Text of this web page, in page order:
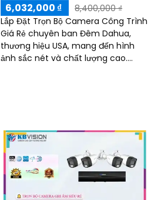
6,032,000 ₫
8,400,000 ₫
Lắp Đặt Trọn Bộ Camera Công Trình
Giá Rẻ chuyên ban Đêm Dahua,
thương hiệu USA, mang đến hình
ảnh sắc nét và chất lượng cao.